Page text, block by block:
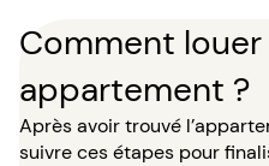
Comment louer
appartement ?
Après avoir trouvé
suivre ces étapes pour